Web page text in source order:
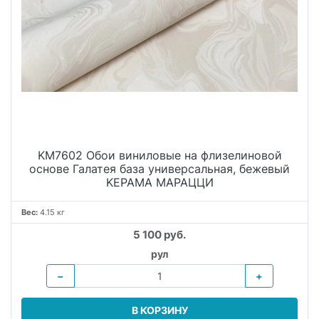
KM7602 Обои виниловые на флизелиновой
основе Галатея база универсальная, бежевый
KЕРАМА МАРАЦЦИ
Вес: 4.15 кг
5 100 руб.
рул
−
+
В КОРЗИНУ